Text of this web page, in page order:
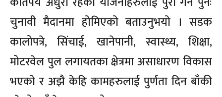
चुनावी मैदानमा होमिएको बताउनुभयो । सडक
कालोपत्रे, सिंचाई, खानेपानी, स्वास्थ्य, शिक्षा,
मोटरवेल पुल लगायतका क्षेत्रमा असाधारण विकास
भएको र अझै केहि कामहरुलाई पुर्णता दिन बाँकी